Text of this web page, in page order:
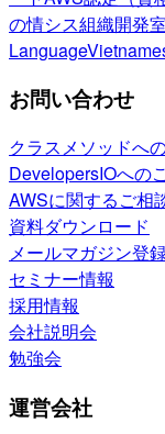
の情シス組織開発
Language
お問い合わせ
クラスメソッドへ
DevelopersIOへの
AWSに関するご相
資料ダウンロード
メールマガジン登
セミナー情報
採用情報
会社説明会
勉強会
運営会社